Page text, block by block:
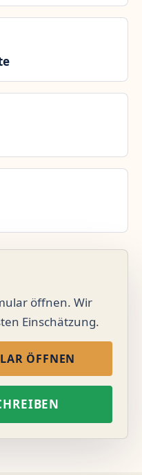
öffnen. Wir
Einschätzung.
ÖFFNEN